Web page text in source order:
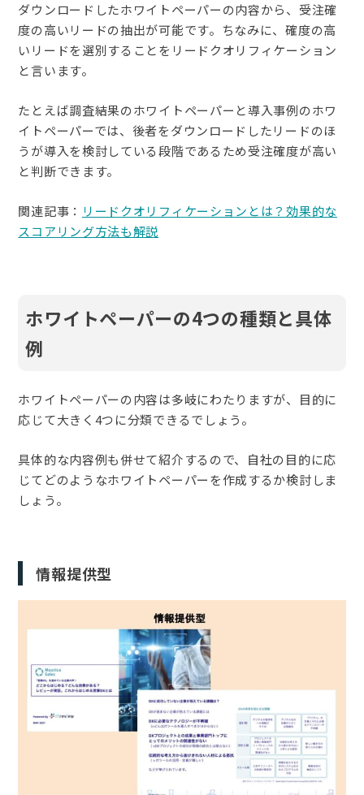
ダウンロードしたホワイトペーパーの内容から、受注確
度の高いリードの抽出が可能です。ちなみに、確度の高
いリードを選別することをリードクオリフィケーション
と言います。
たとえば調査結果のホワイトペーパーと導入事例のホワ
イトペーパーでは、後者をダウンロードしたリードのほ
うが導入を検討している段階であるため受注確度が高い
と判断できます。
関連記事： リードクオリフィケーションとは？効果的な
スコアリング方法も解説
ホワイトペーパーの4つの種類と具体
例
ホワイトペーパーの内容は多岐にわたりますが、目的に
応じて大きく4つに分類できるでしょう。
具体的な内容例も併せて紹介するので、自社の目的に応
じてどのようなホワイトペーパーを作成するか検討しま
しょう。
情報提供型